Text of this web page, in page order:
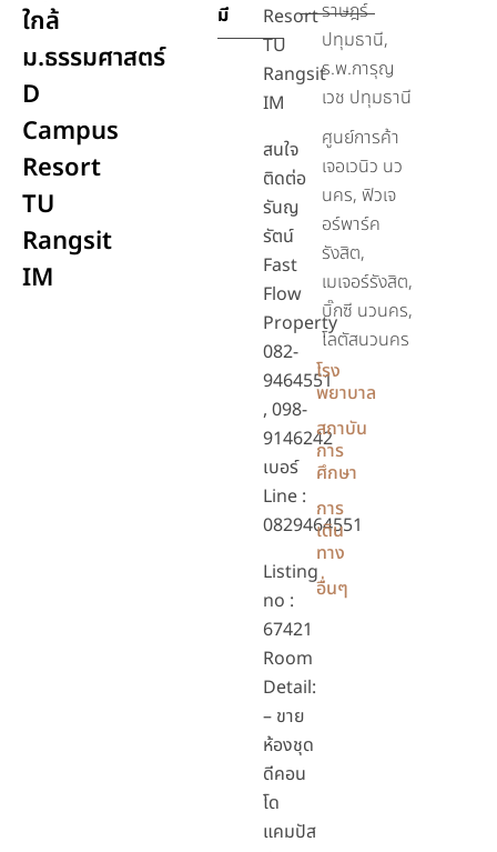
ใกล้
ม.ธรรมศาสตร์
D
Campus
Resort
TU
Rangsit
IM
มี
Resort
TU
Rangsit
IM
สนใจ
ติดต่อ
รันญ
รัตน์
Fast
Flow
Property
082-
9464551
, 098-
9146242
เบอร์
Line :
0829464551
Listing
no :
67421
Room
Detail:
– ขาย
ห้องชุด
ดีคอน
โด
แคมปัส
ราษฎร์
ปทุมธานี,
ร.พ.การุญ
เวช ปทุมธานี
ศูนย์การค้า
เจอเวนิว นว
นคร, ฟิวเจ
อร์พาร์ค
รังสิต,
เมเจอร์รังสิต,
บิ๊กซี นวนคร,
โลตัสนวนคร
โรง
พยาบาล
สถาบัน
การ
ศึกษา
การ
เดิน
ทาง
อื่นๆ